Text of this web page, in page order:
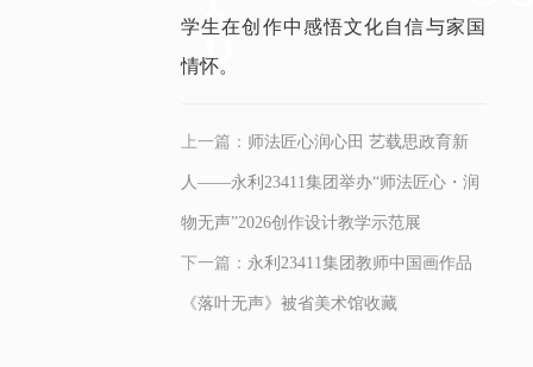
学生在创作中感悟文化自信与家国
情怀。
上一篇： 师法匠心润心田 艺载思政育新
人——永利23411集团举办“师法匠心・润
物无声”2026创作设计教学示范展
下一篇： 永利23411集团教师中国画作品
《落叶无声》被省美术馆收藏